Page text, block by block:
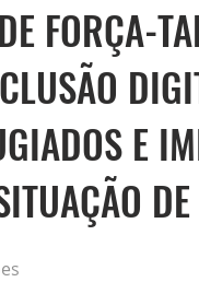
FORÇA-
E